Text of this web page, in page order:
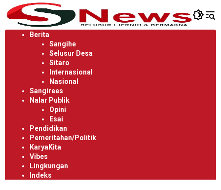
Langsung
ke
konten
Berita
Sangihe
Selusur Desa
Sitaro
Internasional
Nasional
Sangirees
Nalar Publik
Opini
Esai
Pendidikan
Pemeritahan/Politik
KaryaKita
Vibes
Lingkungan
Indeks